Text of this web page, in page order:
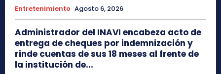
Entretenimiento Agosto 6, 2026
Administrador del INAVI encabeza acto de
entrega de cheques por indemnización y
rinde cuentas de sus 18 meses al frente de
la institución de...